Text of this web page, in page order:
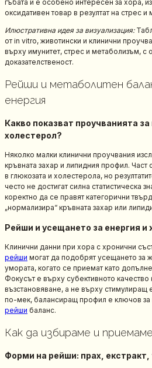
гъбата и е особено интересен за хора,
оксидативен товар в резултат на стрес
Илюстративна идея за визуализация:
от in vitro, животински и клинични
върху имунитет, стрес и метаболизъм, с
доказателственост.
Рейши и метаболитен
енергия
Какво показват проучванията за
холестерол?
Няколко малки клинични проучвания
кръвната захар и липидния профил.
в глюкозата и холестерола, но
често не достигат силна статистическа
коректно да се правят категорични
„нормализира“ кръвната захар или
Рейши и усещането за енергия и
Клинични данни при хора с хронични
рейши могат да подобрят усещането за
умората, когато се приемат като
Фокусът е върху субективното
възстановяване, а не върху стимулиращ
по-мек, балансиращ профил е ключов за
рейши баланс.
Как да избираме и
Форми на рейши: прах, екстракт,